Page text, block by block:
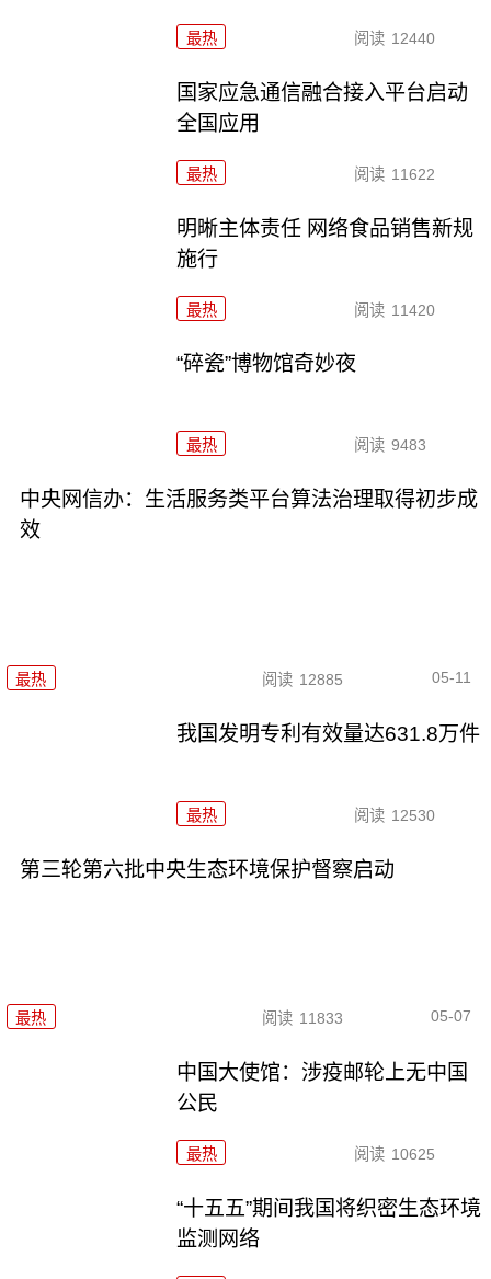
最热 阅读 12440
国家应急通信融合接入平台启动
全国应用
最热 阅读 11622
明晰主体责任 网络食品销售新规
施行
最热 阅读 11420
“碎瓷”博物馆奇妙夜
最热 阅读 9483
中央网信办：生活服务类平台算法治理取得初步成
效
最热 阅读 12885 05-11
我国发明专利有效量达631.8万件
最热 阅读 12530
第三轮第六批中央生态环境保护督察启动
最热 阅读 11833 05-07
中国大使馆：涉疫邮轮上无中国
公民
最热 阅读 10625
“十五五”期间我国将织密生态环境
监测网络